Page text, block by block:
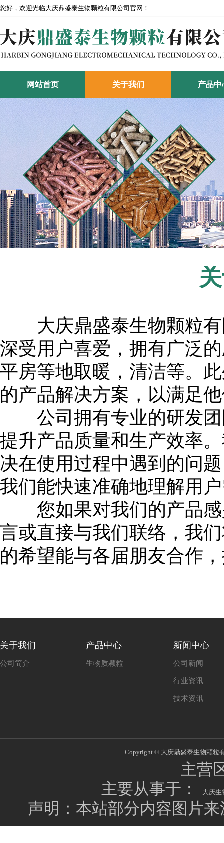
您好，欢迎光临大庆鼎盛泰生物颗粒有限公司官网！
网站首页 关于我们 产品中
大庆鼎盛泰生物颗粒有
深受用户喜爱，拥有广泛
平房等地取暖，清洁等。
的产品解决方案，以满足
公司拥有专业的研发团
提升产品质量和生产效率
决在使用过程中遇到的问
我们能快速准确地理解用
您如果对我们的产品感
言或直接与我们联络，我
的希望能与各届朋友合作
关于我们
公司简介
产品中心
生物质颗粒
新闻中心
公司新闻
行业资讯
技术资讯
Copyright © 大庆鼎盛泰生物颗粒
主营
主要从事于：
大庆生
声明：本站部分内容图片